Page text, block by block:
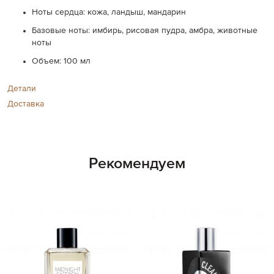
Ноты сердца: кожа, ландыш, мандарин
Базовые ноты: имбирь, рисовая пудра, амбра, животные
ноты
Объем: 100 мл
Детали
Доставка
Рекомендуем